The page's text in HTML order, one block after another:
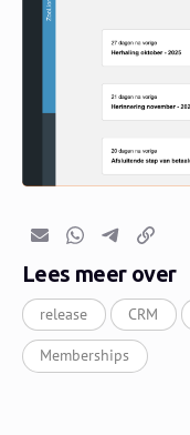
E-mailWhatsapp
Telegram
Lees meer over
release CRM
Memberships